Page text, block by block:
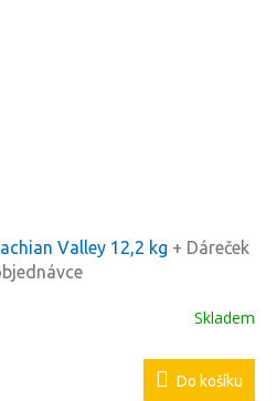
Valley 12,2 kg + Dáreček
Skladem
Do košíku